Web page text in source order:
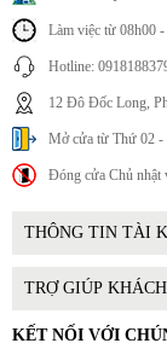
người lớn tuổi.
Linh hoạt di
Nhờ thiết kế
tháp điện tử
không cần
Khác với điều hòa
Quán café
Làm việc từ 08h00
Hotline:
12 Đô Đốc Long,
Mở cửa từ Thứ 02 -
Đóng cửa Chủ nhật
THÔNG TIN TÀI
TRỢ GIÚP
KẾT NỐI VỚI